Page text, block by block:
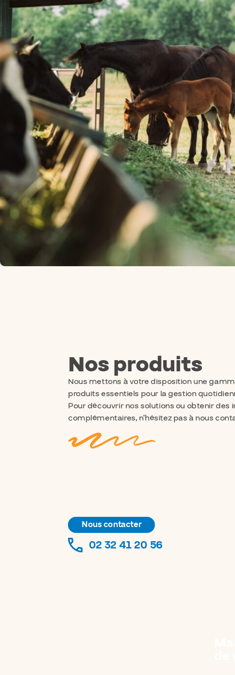
Nos produits
Nous mettons à votre disposition une
produits essentiels pour la gestion
Pour découvrir nos solutions ou obtenir des
complémentaires, n’hésitez pas à nous
Nous contacter
02 32 41 20 56